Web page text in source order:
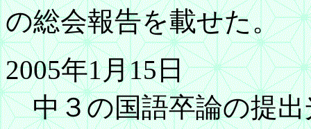
の総会報告を載せた。
2005年1月15日
中３の国語卒論の提出